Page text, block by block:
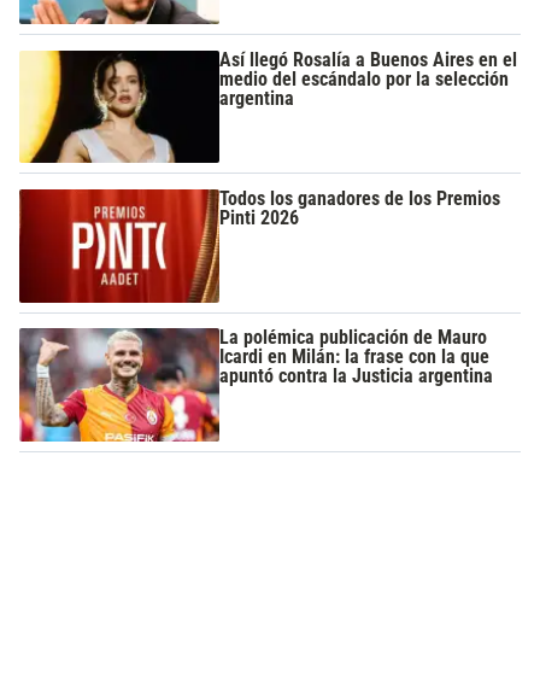
Así llegó Rosalía a Buenos Aires en el
medio del escándalo por la selección
argentina
Todos los ganadores de los Premios
Pinti 2026
La polémica publicación de Mauro
Icardi en Milán: la frase con la que
apuntó contra la Justicia argentina